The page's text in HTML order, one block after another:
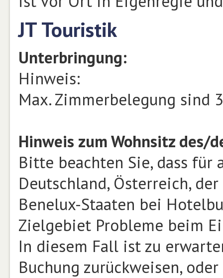
JT Touristik
Unterbringung:
Hinweis:
Max. Zimmerbelegung sind
Hinweis zum Wohnsitz des/
Bitte beachten Sie, dass für
Deutschland, Österreich,
Benelux-Staaten bei
Zielgebiet Probleme beim
In diesem Fall ist zu
Buchung zurückweisen,